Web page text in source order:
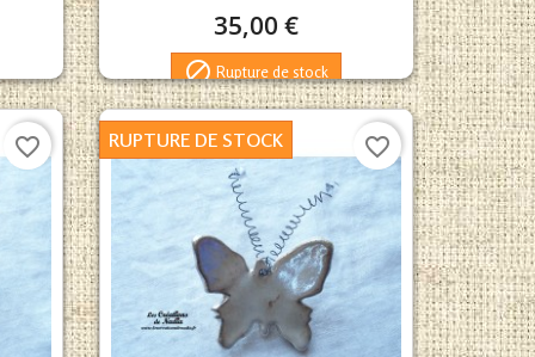
35,00 €
Rupture de stock
favorite_border RUPTURE DE STOCK favorite_border